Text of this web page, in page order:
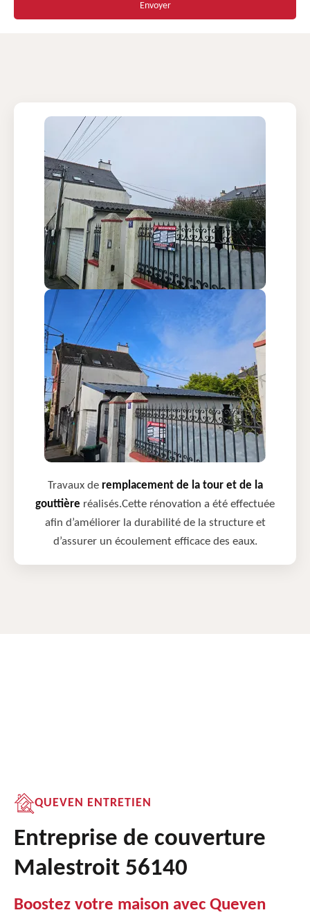
Travaux de remplacement de la tour et de la
gouttière réalisés.Cette rénovation a été effectuée
afin d’améliorer la durabilité de la structure et
d’assurer un écoulement efficace des eaux.
QUEVEN ENTRETIEN
Entreprise de couverture
Malestroit 56140
Boostez votre maison avec Queven